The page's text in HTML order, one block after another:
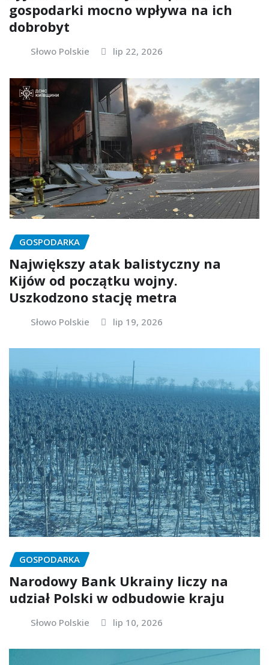
gospodarki mocno wpływa na ich
dobrobyt
Słowo Polskie lip 22, 2026
GOSPODARKA
Największy atak balistyczny na
Kijów od początku wojny.
Uszkodzono stację metra
Słowo Polskie lip 19, 2026
GOSPODARKA
Narodowy Bank Ukrainy liczy na
udział Polski w odbudowie kraju
Słowo Polskie lip 10, 2026